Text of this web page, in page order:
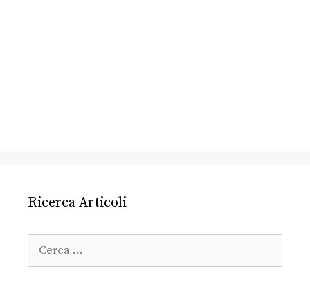
Ricerca Articoli